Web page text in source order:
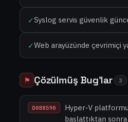
✓Syslog servis güvenlik
✓Web arayüzünde çevrimiçi
⚑ Çözülmüş Bug'lar 3
D088590
Hyper-V
başlattıktan